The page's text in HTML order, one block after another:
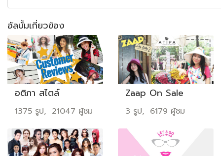
อัลบั้มเกี่ยวข้อง
อติภา สไตล์
1375 รูป, 21047 ผู้ชม
Zaap On Sale
3 รูป, 6179 ผู้ชม